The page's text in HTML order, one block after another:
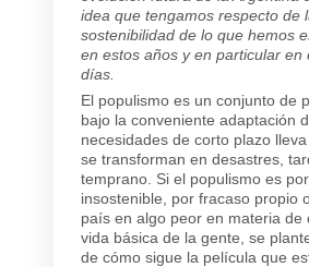
idea que tengamos respecto de
sostenibilidad de lo que hemos
en estos años y en particular en
días.
El populismo es un conjunto de
bajo la conveniente adaptación
necesidades de corto plazo
se transforman en desastres,
temprano. Si el populismo es
insostenible, por fracaso propio
país en algo peor en materia de
vida básica de la gente, se
de cómo sigue la película que